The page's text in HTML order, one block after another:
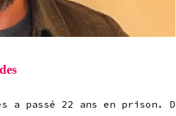
a passé 22 ans en